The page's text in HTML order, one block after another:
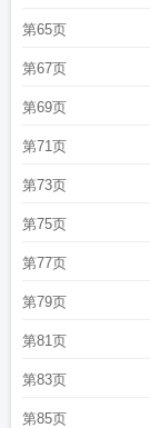
第65页
第67页
第69页
第71页
第73页
第75页
第77页
第79页
第81页
第83页
第85页